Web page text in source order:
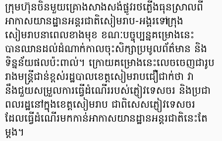
ក្រុមហ៊ុនចិនមួយគ្រោងសាងសង់ផ្លូវរថភ្លើងធុនស្រាលពី
អាកាសយានដ្ឋានអន្តរជាតិសៀមរាប-អង្គរទៅក្រុង
សៀមរាបនាពេលខាងមុខ ខណៈបច្ចុប្បន្នគម្រោងនេះ
បានឈានដល់ដំណាក់កាលចុះសិក្សាប្រមូលព័ត៌មាន និង
ទិន្នន័យផលប៉ះពាល់។ ក្រោយគម្រោងនេះលេចចេញជារូប
រាងមន្ត្រីជាន់ខ្ពស់រដ្ឋបាលខេត្តសៀមរាបជឿជាក់ថា វា
នឹងជួយសម្រួលការធ្វើដំណើររបស់ភ្ញៀវទេសចរ និងប្រជា
ពលរដ្ឋនៅក្នុងខេត្តសៀមរាប ជាពិសេសភ្ញៀវទេសចរ
ដែលធ្វើដំណើរមកកាន់អាកាសយានដ្ឋានអន្តរជាតិនេះតែ
ម្តង។